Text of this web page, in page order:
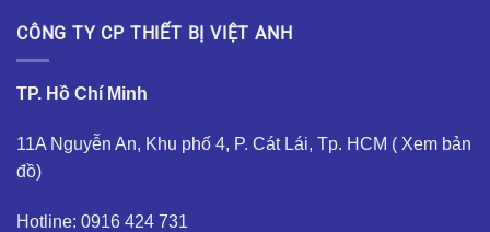
CÔNG TY CP THIẾT BỊ VIỆT ANH
TP. Hồ Chí Minh
11A Nguyễn An, Khu phố 4, P. Cát Lái, Tp. HCM ( Xem bản
đồ)
Hotline: 0916 424 731